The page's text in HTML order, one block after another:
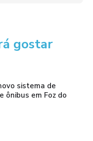
gostar
sistema de
ônibus em Foz do